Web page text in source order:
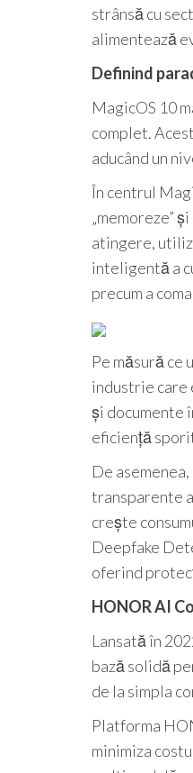
strânsă cu
alimentează
Definind
MagicOS 10
complet.
aducând un
În centrul
„memoreze”
atingere,
inteligentă a
precum a
Pe măsură
industrie care
și documente
eficiență
De
transparente
crește
Deepfake
oferind
HONOR AI
Lansată în
bază solidă
de la simpla
Platforma
minimiza